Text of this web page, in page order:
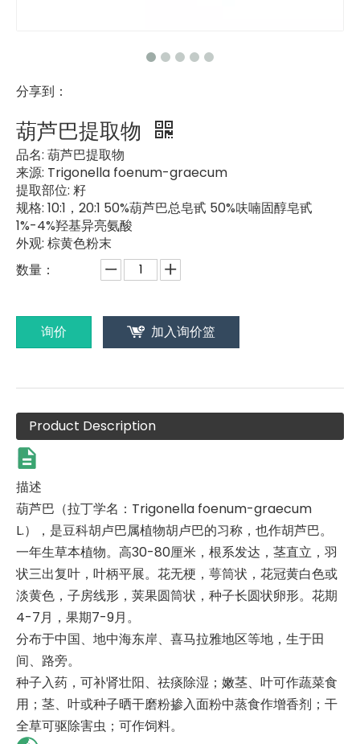
分享到：
葫芦巴提取物
品名: 葫芦巴提取物
来源: Trigonella foenum-graecum
提取部位: 籽
规格: 10:1，20:1 50%葫芦巴总皂甙 50%呋喃固醇皂甙
1%-4%羟基异亮氨酸
外观: 棕黄色粉末
数量：
询价 加入询价篮
Product Description
描述
葫芦巴（拉丁学名：Trigonella foenum-graecum
L.），是豆科胡卢巴属植物胡卢巴的习称，也作胡芦巴。
一年生草本植物。高30-80厘米，根系发达，茎直立，羽
状三出复叶，叶柄平展。花无梗，萼筒状，花冠黄白色或
淡黄色，子房线形，荚果圆筒状，种子长圆状卵形。花期
4-7月，果期7-9月。
分布于中国、地中海东岸、喜马拉雅地区等地，生于田
间、路旁。
种子入药，可补肾壮阳、祛痰除湿；嫩茎、叶可作蔬菜食
用；茎、叶或种子晒干磨粉掺入面粉中蒸食作增香剂；干
全草可驱除害虫；可作饲料。